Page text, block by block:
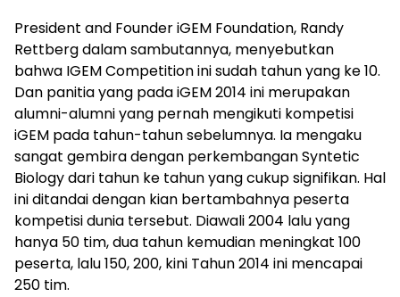
President and Founder iGEM Foundation, Randy
Rettberg dalam sambutannya, menyebutkan
bahwa IGEM Competition ini sudah tahun yang ke 10.
Dan panitia yang pada iGEM 2014 ini merupakan
alumni-alumni yang pernah mengikuti kompetisi
iGEM pada tahun-tahun sebelumnya. Ia mengaku
sangat gembira dengan perkembangan Syntetic
Biology dari tahun ke tahun yang cukup signifikan. Hal
ini ditandai dengan kian bertambahnya peserta
kompetisi dunia tersebut. Diawali 2004 lalu yang
hanya 50 tim, dua tahun kemudian meningkat 100
peserta, lalu 150, 200, kini Tahun 2014 ini mencapai
250 tim.